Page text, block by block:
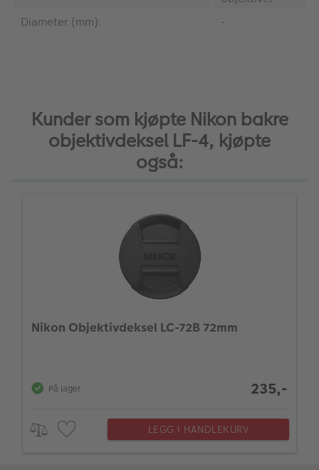
Diameter (mm):
-
Kunder som kjøpte Nikon bakre
objektivdeksel LF-4, kjøpte
også:
Nikon Objektivdeksel LC-72B 72mm
På lager 235,-
LEGG I HANDLEKURV